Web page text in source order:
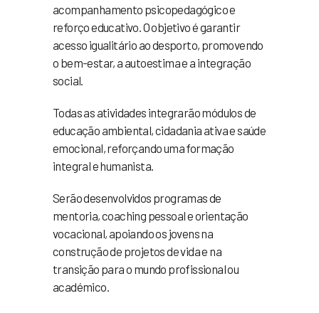
acompanhamento psicopedagógico e
reforço educativo. O objetivo é garantir
acesso igualitário ao desporto, promovendo
o bem-estar, a autoestima e a integração
social.
Todas as atividades integrarão módulos de
educação ambiental, cidadania ativa e saúde
emocional, reforçando uma formação
integral e humanista.
Serão desenvolvidos programas de
mentoria, coaching pessoal e orientação
vocacional, apoiando os jovens na
construção de projetos de vida e na
transição para o mundo profissional ou
académico.